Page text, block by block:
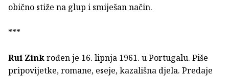
obično stiže na glup i smiješan način.
***
Rui Zinkrođen je 16. lipnja 1961. u Portugalu. Piše
pripovijetke, romane, eseje, kazališna djela. Predaje